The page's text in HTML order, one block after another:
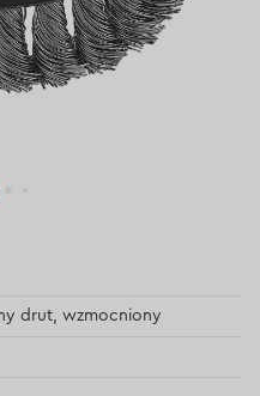
drut, wzmocniony